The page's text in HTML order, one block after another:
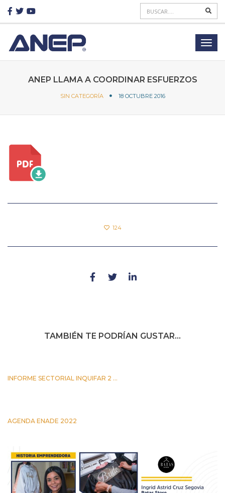
ANEP LLAMA A COORDINAR ESFUERZOS
SIN CATEGORÍA 18 OCTUBRE 2016
124
TAMBIÉN TE PODRÍAN GUSTAR...
INFORME SECTORIAL INQUIFAR 2 ...
AGENDA ENADE 2022